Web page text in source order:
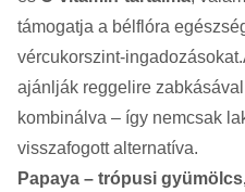
támogatja a bélflóra
vércukorszint-
ajánlják reggelire
kombinálva – így nemcsak
visszafogott alternatíva.
Papaya – trópusi